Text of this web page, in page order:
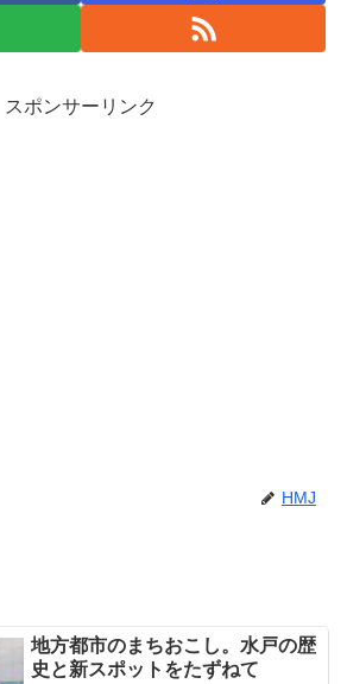
スポンサーリンク
HMJ
地方都市のまちおこし。水戸の歴
史と新スポットをたずねて